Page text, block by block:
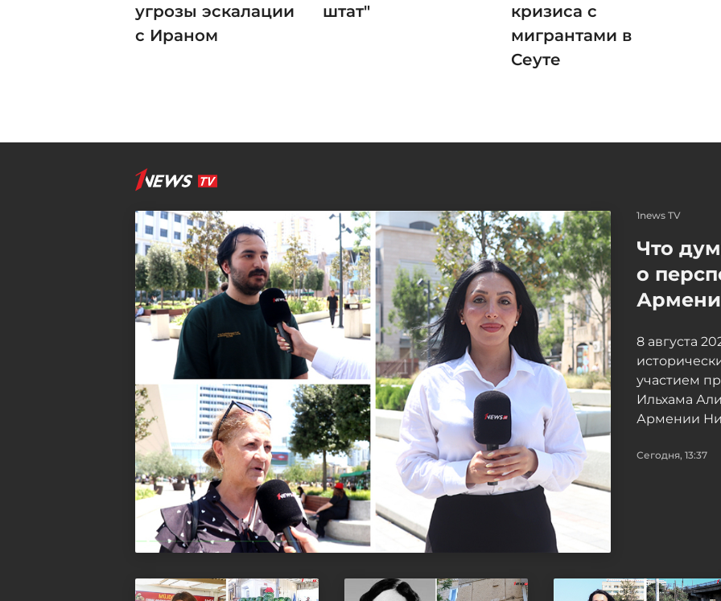
угрозы эскалации
с Ираном
штат"
кризиса с
мигрантами в
Сеуте
1news TV
Что
о
8 августа
участием
Ильхама
Армении
Сегодня, 13:37